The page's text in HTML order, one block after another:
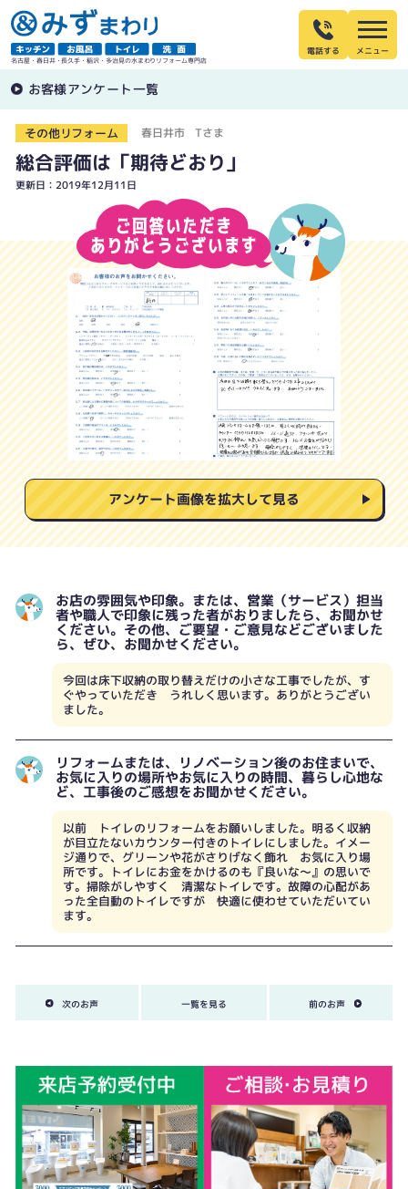
名古屋・春日井・長久手・稲沢・多治見の水まわりリフォーム専門店
電話する
お客様アンケート一覧
その他リフォーム 春日井市 Tさま
総合評価は「期待どおり」
更新日：2019年12月11日
アンケート画像を拡大して見る
お店の雰囲気や印象。または、営業（サービス）担当
者や職人で印象に残った者がおりましたら、お聞かせ
ください。その他、ご要望・ご意見などございました
ら、ぜひ、お聞かせください。
今回は床下収納の取り替えだけの小さな工事でしたが、す
ぐやっていただき うれしく思います。ありがとうござい
ました。
リフォームまたは、リノベーション後のお住まいで、
お気に入りの場所やお気に入りの時間、暮らし心地な
ど、工事後のご感想をお聞かせください。
以前 トイレのリフォームをお願いしました。明るく収納
が目立たないカウンター付きのトイレにしました。イメー
ジ通りで、グリーンや花がさりげなく飾れ お気に入り場
所です。トイレにお金をかけるのも『良いな～』の思いで
す。掃除がしやすく 清潔なトイレです。故障の心配があ
った全自動のトイレですが 快適に使わせていただいてい
ます。
次のお声 一覧を見る 前のお声